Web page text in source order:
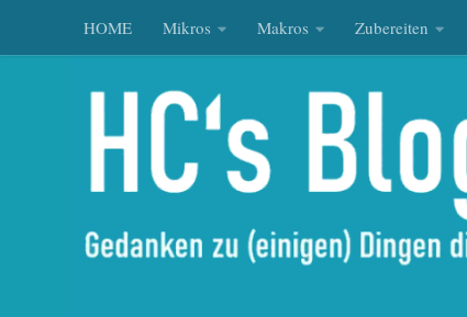
Zum Inhalt springen
HOME Mikros Makros Zubereiten